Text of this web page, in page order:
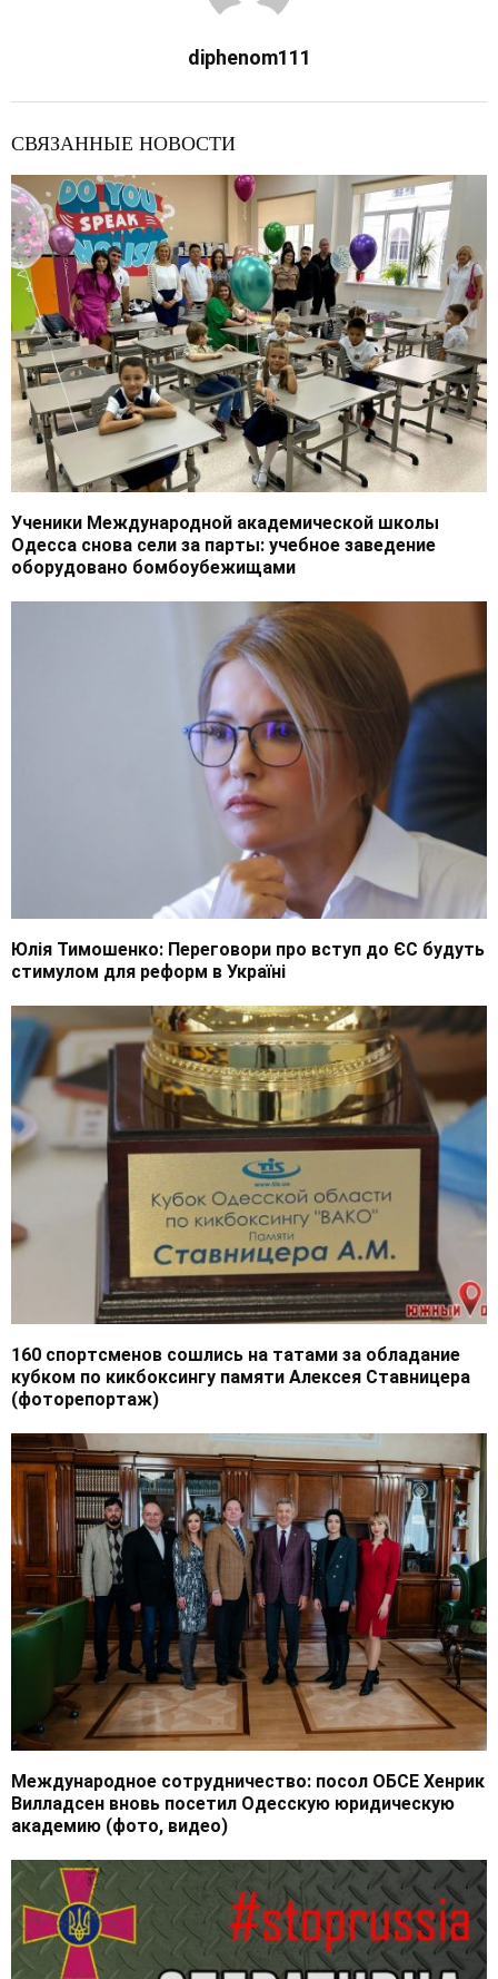
diphenom111
СВЯЗАННЫЕ НОВОСТИ
Ученики Международной академической школы
Одесса снова сели за парты: учебное заведение
оборудовано бомбоубежищами
Юлія Тимошенко: Переговори про вступ до ЄС будуть
стимулом для реформ в Україні
160 спортсменов сошлись на татами за обладание
кубком по кикбоксингу памяти Алексея Ставницера
(фоторепортаж)
Международное сотрудничество: посол ОБСЕ Хенрик
Вилладсен вновь посетил Одесскую юридическую
академию (фото, видео)